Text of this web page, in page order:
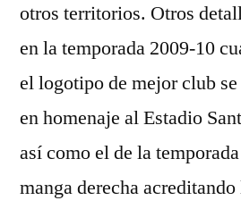
otros territorios. Otros
en la temporada 2009-10
el logotipo de mejor club
en homenaje al Estadio
así como el de la
manga derecha